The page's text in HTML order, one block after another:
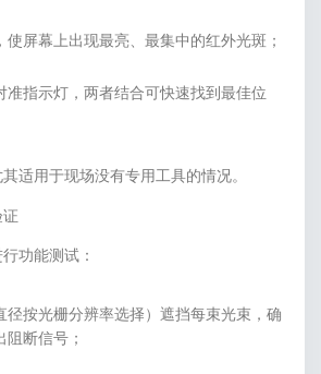
使屏幕上出现最亮、最集中的红外光斑；
准指示灯，两者结合可快速找到最佳位
适用于现场没有专用工具的情况。
功能测试：
径按光栅分辨率选择）遮挡每束光束，确
断信号；